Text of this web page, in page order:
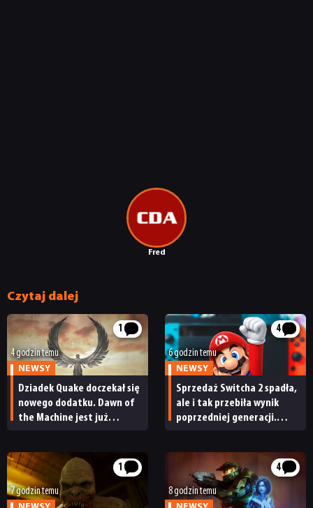
Fred
Czytaj dalej
1
4 godzin temu
NEWSY
Dziadek Quake doczekał się
nowego dodatku. Dawn of
the Machine jest już
4
6 godzin temu
NEWSY
Sprzedaż Switcha 2 spadła,
ale i tak przebiła wynik
poprzedniej generacji.
1
7 godzin temu
4
8 godzin temu